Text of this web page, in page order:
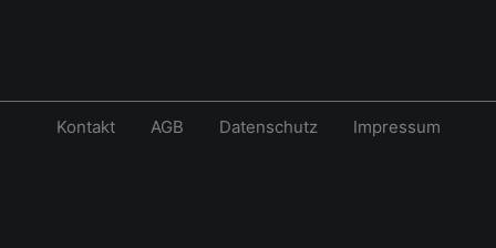
Kontakt AGB Datenschutz Impressum